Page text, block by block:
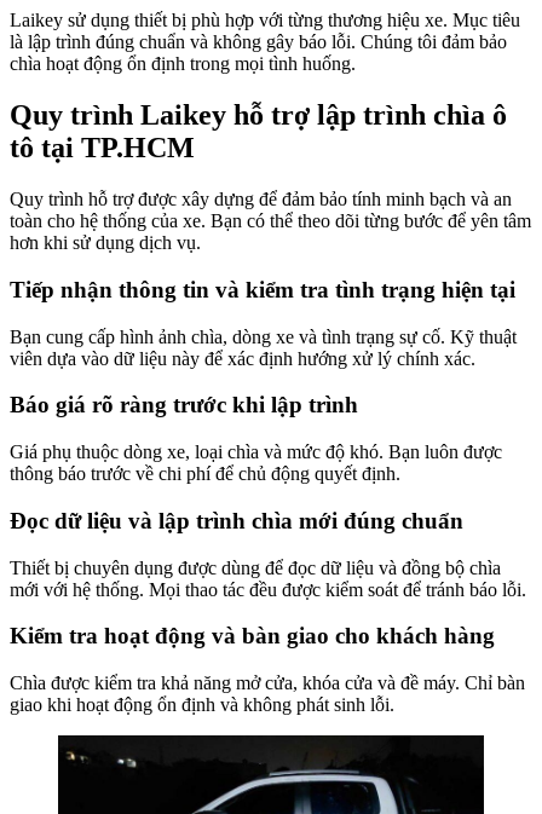
Laikey sử dụng thiết bị phù hợp với từng thương hiệu xe. Mục tiêu
là lập trình đúng chuẩn và không gây báo lỗi. Chúng tôi đảm bảo
chìa hoạt động ổn định trong mọi tình huống.
Quy trình Laikey hỗ trợ lập trình chìa ô
tô tại TP.HCM
Quy trình hỗ trợ được xây dựng để đảm bảo tính minh bạch và an
toàn cho hệ thống của xe. Bạn có thể theo dõi từng bước để yên tâm
hơn khi sử dụng dịch vụ.
Tiếp nhận thông tin và kiểm tra tình trạng hiện tại
Bạn cung cấp hình ảnh chìa, dòng xe và tình trạng sự cố. Kỹ thuật
viên dựa vào dữ liệu này để xác định hướng xử lý chính xác.
Báo giá rõ ràng trước khi lập trình
Giá phụ thuộc dòng xe, loại chìa và mức độ khó. Bạn luôn được
thông báo trước về chi phí để chủ động quyết định.
Đọc dữ liệu và lập trình chìa mới đúng chuẩn
Thiết bị chuyên dụng được dùng để đọc dữ liệu và đồng bộ chìa
mới với hệ thống. Mọi thao tác đều được kiểm soát để tránh báo lỗi.
Kiểm tra hoạt động và bàn giao cho khách hàng
Chìa được kiểm tra khả năng mở cửa, khóa cửa và đề máy. Chỉ bàn
giao khi hoạt động ổn định và không phát sinh lỗi.